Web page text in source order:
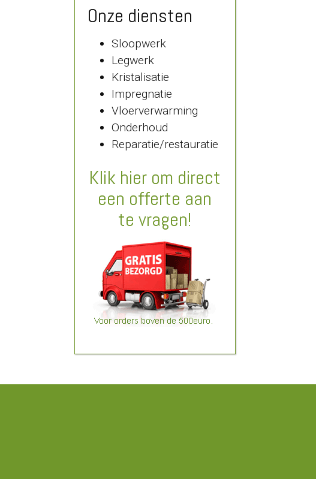
Onze diensten
Sloopwerk
Legwerk
Kristalisatie
Impregnatie
Vloerverwarming
Onderhoud
Reparatie/restauratie
Klik hier om direct
een offerte aan
te vragen!